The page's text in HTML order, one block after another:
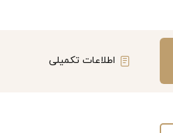
اطلاعات تکمیلی